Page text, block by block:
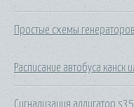
Простые схемы
Расписание автобуса канск
Сигнализация аллигатор